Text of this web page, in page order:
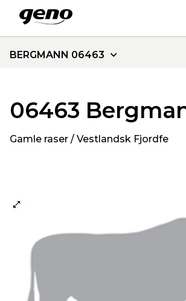
BERGMANN 06463
06463
Gamle raser / Vestlandsk Fjordfe